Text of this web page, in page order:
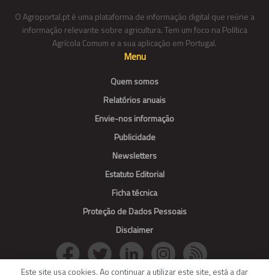
O Agroportal.pt é uma plataforma de informação digital que reúne a
informação relevante sobre agricultura. Tem um foco na Política
Agrícola Comum e a sua aplicação em Portugal.
Menu
Quem somos
Relatórios anuais
Envie-nos informação
Publicidade
Newsletters
Estatuto Editorial
Ficha técnica
Proteção de Dados Pessoais
Disclaimer
Este site usa cookies. Ao continuar a utilizar este site, está a dar